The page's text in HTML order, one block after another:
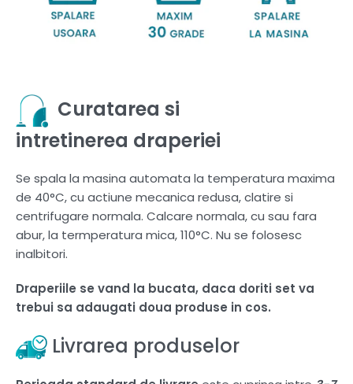
Curatarea si
intretinerea draperiei
Se spala la masina automata la temperatura maxima
de 40°C, cu actiune mecanica redusa, clatire si
centrifugare normala. Calcare normala, cu sau fara
abur, la termperatura mica, 110°C. Nu se folosesc
inalbitori.
Draperiile se vand la bucata, daca doriti set va
trebui sa adaugati doua produse in cos.
Livrarea produselor